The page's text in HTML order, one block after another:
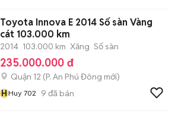
Toyota Innova E 2014 Số sàn Vàng
cát 103.000 km
2014 103.000 km Xăng Số sàn
235.000.000 đ
Quận 12 (P. An Phú Đông mới)
HHuy 702 9 đã bán